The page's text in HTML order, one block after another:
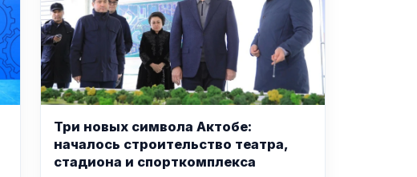
Три новых символа Актобе:
началось строительство театра,
стадиона и спорткомплекса